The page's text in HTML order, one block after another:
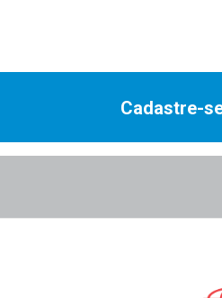
Cadastre-